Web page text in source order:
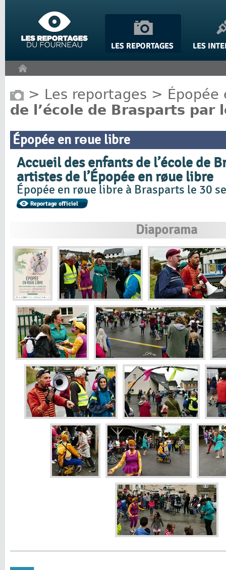
> Les reportages > Épopée
de l’école de Brasparts par
Épopée en rɵue libre
Accueil des enfants de l’école de
artistes de l’Épopée en røue libre
Épopée en røue libre à Brasparts le 30
Diaporama